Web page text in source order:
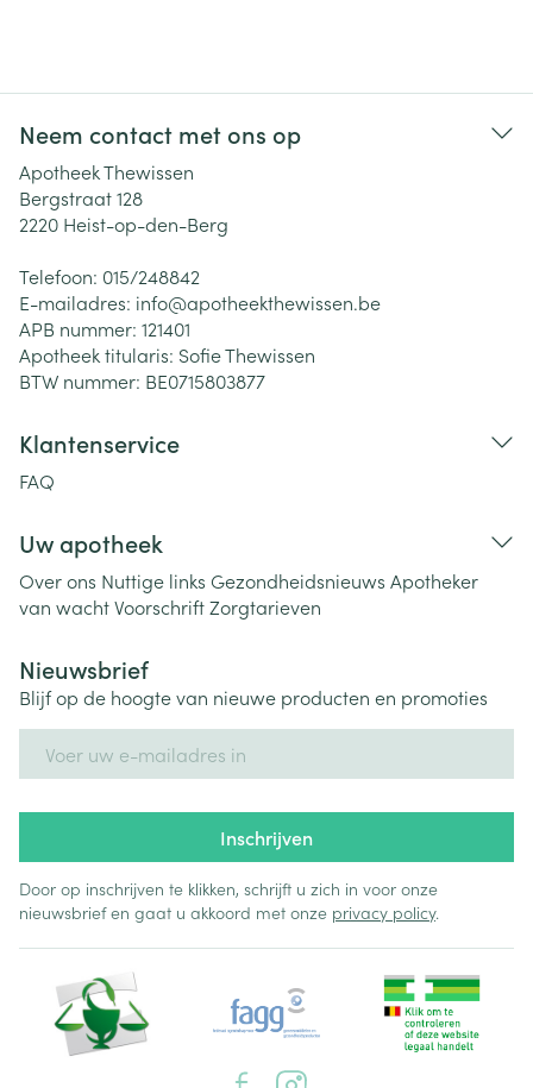
Neem contact met ons op
Apotheek Thewissen
Bergstraat 128
2220 Heist-op-den-Berg
Telefoon: 015/248842
E-mailadres: info@apotheekthewissen.be
APB nummer: 121401
Apotheek titularis: Sofie Thewissen
BTW nummer: BE0715803877
Klantenservice
FAQ
Uw apotheek
Over ons Nuttige links Gezondheidsnieuws Apotheker
van wachtVoorschriftZorgtarieven
Nieuwsbrief
Blijf op de hoogte van nieuwe producten en promoties
Inschrijven
Door op inschrijven te klikken, schrijft u zich in voor onze
nieuwsbrief en gaat u akkoord met onze privacy policy.